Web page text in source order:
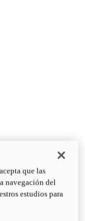
que las
navegación del
estudios para